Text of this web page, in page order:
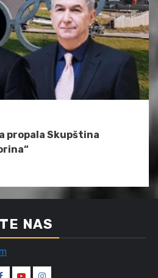
propala Skupština
NAS
Spin Spin